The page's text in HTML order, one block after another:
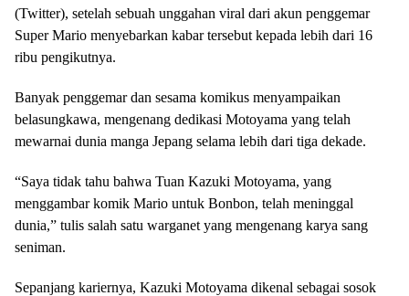
(Twitter), setelah sebuah unggahan viral dari akun penggemar
Super Mario menyebarkan kabar tersebut kepada lebih dari 16
ribu pengikutnya.
Banyak penggemar dan sesama komikus menyampaikan
belasungkawa, mengenang dedikasi Motoyama yang telah
mewarnai dunia manga Jepang selama lebih dari tiga dekade.
“Saya tidak tahu bahwa Tuan Kazuki Motoyama, yang
menggambar komik Mario untuk Bonbon, telah meninggal
dunia,” tulis salah satu warganet yang mengenang karya sang
seniman.
Sepanjang kariernya, Kazuki Motoyama dikenal sebagai sosok